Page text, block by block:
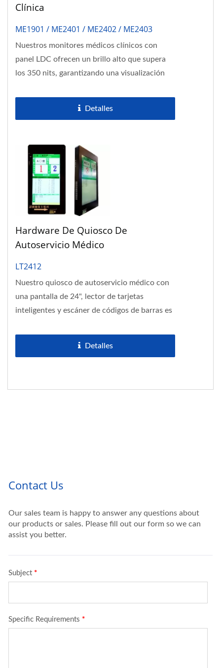
Clínica
ME1901 / ME2401 / ME2402 / ME2403
Nuestros monitores médicos clínicos con
panel LDC ofrecen un brillo alto que supera
los 350 nits, garantizando una visualización
Detalles
Hardware De Quiosco De
Autoservicio Médico
LT2412
Nuestro quiosco de autoservicio médico con
una pantalla de 24", lector de tarjetas
inteligentes y escáner de códigos de barras es
Detalles